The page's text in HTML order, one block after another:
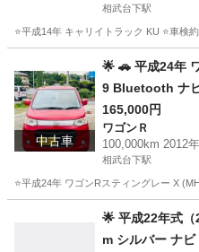
相武台下駅
⭐️平成14年 キャリイトラック KU ⭐️車検
相武台下駅
中古車
🌟 🚗 平成24年
9 Bluetooth ナ
165,000円
ワゴンＲ
100,000km 2012年
相武台下駅
⭐️平成24年 ワゴンRスティングレー X
相武台下駅
🌟 平成22年式
m シルバー ナ